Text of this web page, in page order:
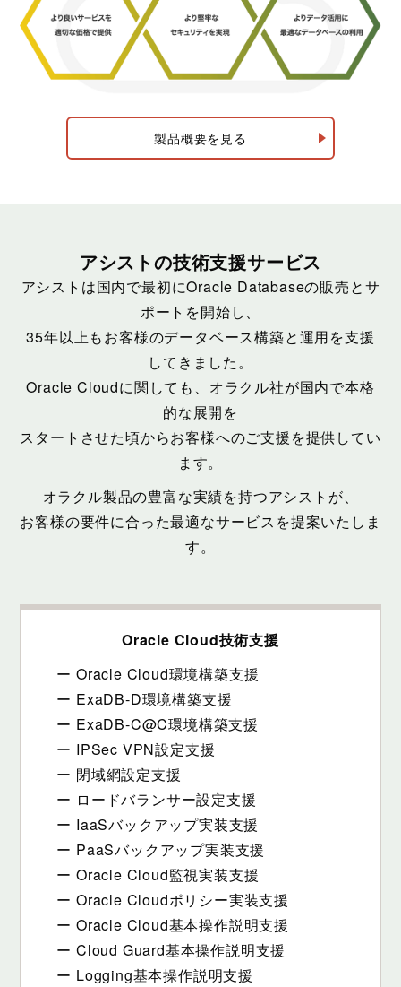
製品概要を見る
アシストの技術支援サービス
アシストは国内で最初にOracle Databaseの販売とサ
ポートを開始し、
35年以上もお客様のデータベース構築と運用を支援
してきました。
Oracle Cloudに関しても、オラクル社が国内で本格
的な展開を
スタートさせた頃からお客様へのご支援を提供してい
ます。
オラクル製品の豊富な実績を持つアシストが、
お客様の要件に合った最適なサービスを提案いたしま
す。
Oracle Cloud技術支援
ー Oracle Cloud環境構築支援
ー ExaDB-D環境構築支援
ー ExaDB-C@C環境構築支援
ー IPSec VPN設定支援
ー 閉域網設定支援
ー ロードバランサー設定支援
ー IaaSバックアップ実装支援
ー PaaSバックアップ実装支援
ー Oracle Cloud監視実装支援
ー Oracle Cloudポリシー実装支援
ー Oracle Cloud基本操作説明支援
ー Cloud Guard基本操作説明支援
ー Logging基本操作説明支援